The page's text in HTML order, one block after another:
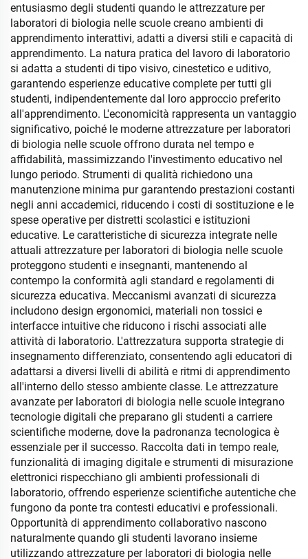
entusiasmo degli studenti quando le attrezzature per
laboratori di biologia nelle scuole creano ambienti di
apprendimento interattivi, adatti a diversi stili e capacità di
apprendimento. La natura pratica del lavoro di laboratorio
si adatta a studenti di tipo visivo, cinestetico e uditivo,
garantendo esperienze educative complete per tutti gli
studenti, indipendentemente dal loro approccio preferito
all'apprendimento. L'economicità rappresenta un vantaggio
significativo, poiché le moderne attrezzature per laboratori
di biologia nelle scuole offrono durata nel tempo e
affidabilità, massimizzando l'investimento educativo nel
lungo periodo. Strumenti di qualità richiedono una
manutenzione minima pur garantendo prestazioni costanti
negli anni accademici, riducendo i costi di sostituzione e le
spese operative per distretti scolastici e istituzioni
educative. Le caratteristiche di sicurezza integrate nelle
attuali attrezzature per laboratori di biologia nelle scuole
proteggono studenti e insegnanti, mantenendo al
contempo la conformità agli standard e regolamenti di
sicurezza educativa. Meccanismi avanzati di sicurezza
includono design ergonomici, materiali non tossici e
interfacce intuitive che riducono i rischi associati alle
attività di laboratorio. L'attrezzatura supporta strategie di
insegnamento differenziato, consentendo agli educatori di
adattarsi a diversi livelli di abilità e ritmi di apprendimento
all'interno dello stesso ambiente classe. Le attrezzature
avanzate per laboratori di biologia nelle scuole integrano
tecnologie digitali che preparano gli studenti a carriere
scientifiche moderne, dove la padronanza tecnologica è
essenziale per il successo. Raccolta dati in tempo reale,
funzionalità di imaging digitale e strumenti di misurazione
elettronici rispecchiano gli ambienti professionali di
laboratorio, offrendo esperienze scientifiche autentiche che
fungono da ponte tra contesti educativi e professionali.
Opportunità di apprendimento collaborativo nascono
naturalmente quando gli studenti lavorano insieme
utilizzando attrezzature per laboratori di biologia nelle